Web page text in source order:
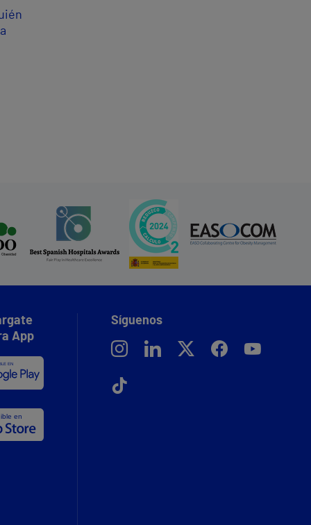
App
Síguenos